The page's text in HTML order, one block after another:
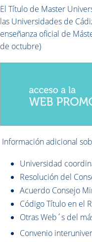
El Título de Master
las Universidades de
enseñanza oficial de
de octubre)
Información adicional
Universidad
Resolución del
Acuerdo Consejo
Código Título en el
Otras Web´s del
Convenio